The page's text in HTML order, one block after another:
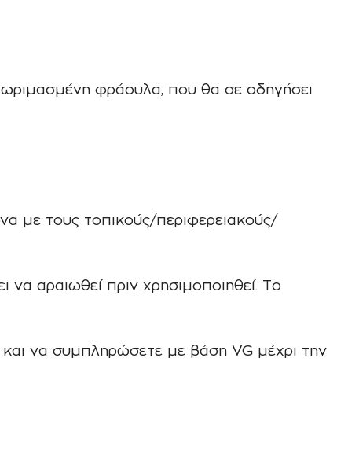
φράουλα, που θα σε οδηγήσει
με τους τοπικούς/περιφερειακούς/
αραιωθεί πριν χρησιμοποιηθεί. Το
να συμπληρώσετε με βάση VG μέχρι την